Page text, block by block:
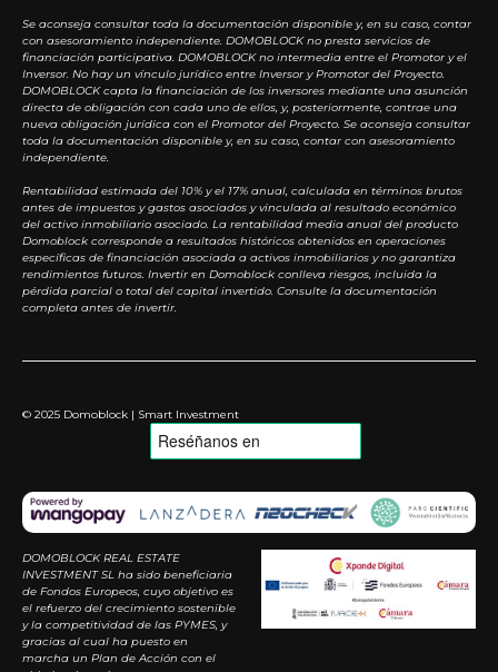
Se aconseja consultar toda la documentación disponible y, en su caso, contar
con asesoramiento independiente. DOMOBLOCK no presta servicios de
financiación participativa. DOMOBLOCK no intermedia entre el Promotor y el
Inversor. No hay un vínculo jurídico entre Inversor y Promotor del Proyecto.
DOMOBLOCK capta la financiación de los inversores mediante una asunción
directa de obligación con cada uno de ellos, y, posteriormente, contrae una
nueva obligación jurídica con el Promotor del Proyecto. Se aconseja consultar
toda la documentación disponible y, en su caso, contar con asesoramiento
independiente.
Rentabilidad estimada del 10% y el 17% anual, calculada en términos brutos
antes de impuestos y gastos asociados y vinculada al resultado económico
del activo inmobiliario asociado. La rentabilidad media anual del producto
Domoblock corresponde a resultados históricos obtenidos en operaciones
específicas de financiación asociada a activos inmobiliarios y no garantiza
rendimientos futuros. Invertir en Domoblock conlleva riesgos, incluida la
pérdida parcial o total del capital invertido. Consulte la documentación
completa antes de invertir.
© 2025 Domoblock | Smart Investment
DOMOBLOCK REAL ESTATE
INVESTMENT SL ha sido beneficiaria
de Fondos Europeos, cuyo objetivo es
el refuerzo del crecimiento sostenible
y la competitividad de las PYMES, y
gracias al cual ha puesto en
marcha un Plan de Acción con el